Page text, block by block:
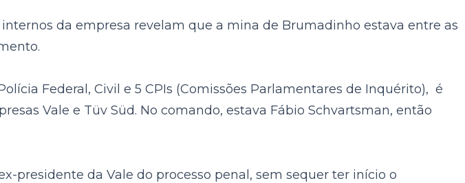
da empresa revelam que a mina de Brumadinho estava entre as
Federal, Civil e 5 CPIs (Comissões Parlamentares de Inquérito), é
Vale e Tüv Süd. No comando, estava Fábio Schvartsman, então
presidente da Vale do processo penal, sem sequer ter início o